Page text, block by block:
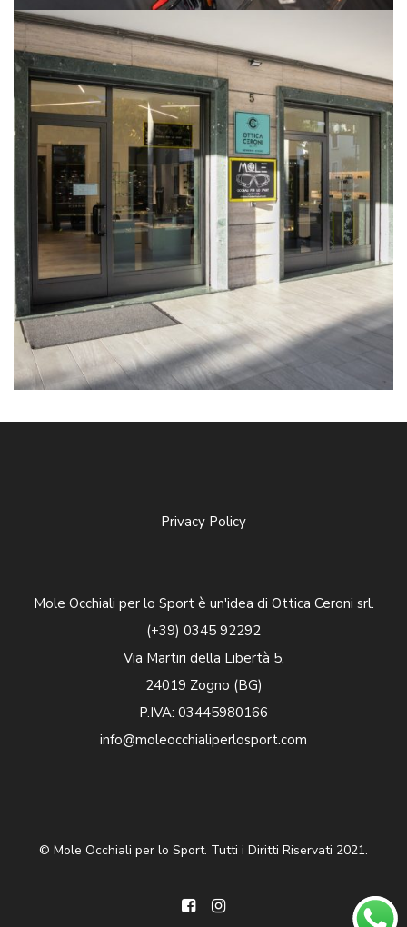
Privacy Policy
Mole Occhiali per lo Sport è un'idea di Ottica Ceroni srl.
(+39) 0345 92292
Via Martiri della Libertà 5,
24019 Zogno (BG)
P.IVA: 03445980166
info@moleocchialiperlosport.com
© Mole Occhiali per lo Sport. Tutti i Diritti Riservati 2021.